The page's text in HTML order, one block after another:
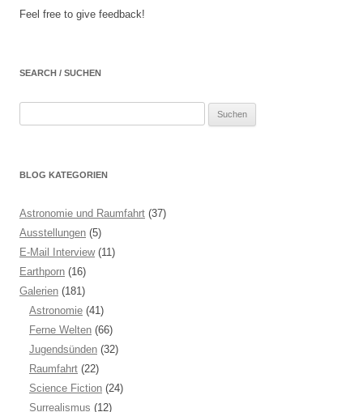
Feel free to give feedback!
SEARCH / SUCHEN
BLOG KATEGORIEN
Astronomie und Raumfahrt (37)
Ausstellungen (5)
E-Mail Interview(11)
Earthporn (16)
Galerien (181)
Astronomie (41)
Ferne Welten (66)
Jugendsünden (32)
Raumfahrt (22)
Science Fiction (24)
Surrealismus (12)